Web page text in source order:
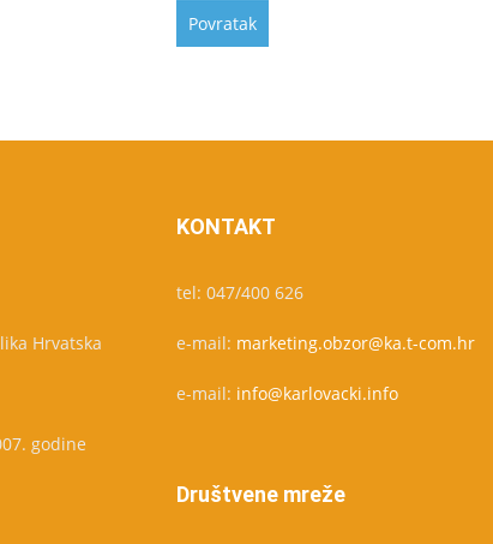
Hrvatska
godine
KONTAKT
tel: 047/400 626
e-mail: marketing.obzor@ka.t-com.hr
e-mail: info@karlovacki.info
Društvene mreže